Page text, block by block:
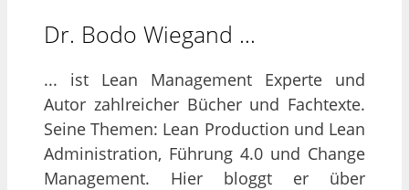
Dr. Bodo Wiegand …
... ist Lean Management Experte und
Autor zahlreicher Bücher und Fachtexte.
Seine Themen: Lean Production und Lean
Administration, Führung 4.0 und Change
Management. Hier bloggt er über